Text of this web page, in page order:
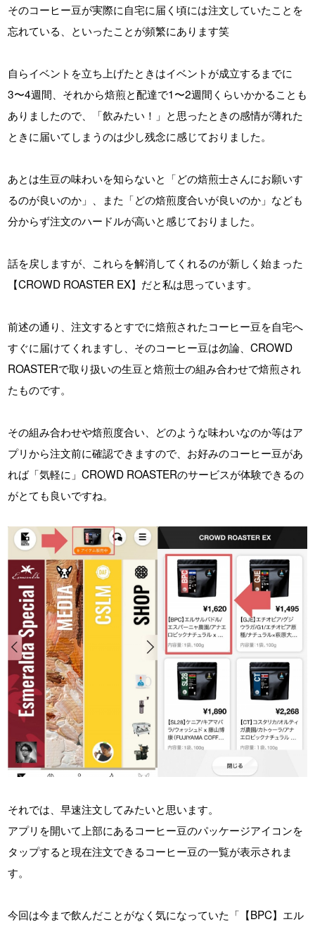
そのコーヒー豆が実際に自宅に届く頃には注文していたことを
忘れている、といったことが頻繁にあります笑
自らイベントを立ち上げたときはイベントが成立するまでに
3〜4週間、それから焙煎と配達で1〜2週間くらいかかることも
ありましたので、「飲みたい！」と思ったときの感情が薄れた
ときに届いてしまうのは少し残念に感じておりました。
あとは生豆の味わいを知らないと「どの焙煎士さんにお願いす
るのが良いのか」、また「どの焙煎度合いが良いのか」なども
分からず注文のハードルが高いと感じておりました。
話を戻しますが、これらを解消してくれるのが新しく始まった
【CROWD ROASTER EX】だと私は思っています。
前述の通り、注文するとすでに焙煎されたコーヒー豆を自宅へ
すぐに届けてくれますし、そのコーヒー豆は勿論、CROWD
ROASTERで取り扱いの生豆と焙煎士の組み合わせで焙煎され
たものです。
その組み合わせや焙煎度合い、どのような味わいなのか等はア
プリから注文前に確認できますので、お好みのコーヒー豆があ
れば「気軽に」CROWD ROASTERのサービスが体験できるの
がとても良いですね。
それでは、早速注文してみたいと思います。
アプリを開いて上部にあるコーヒー豆のパッケージアイコンを
タップすると現在注文できるコーヒー豆の一覧が表示されま
す。
今回は今まで飲んだことがなく気になっていた「【BPC】エル